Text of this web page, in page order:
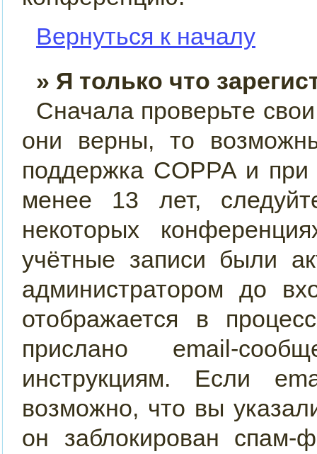
Вернуться к началу
» Я только что
Сначала проверьте
они верны, то
поддержка COPPA и
менее 13 лет,
некоторых
учётные записи были
администратором до
отображается в
прислано email-
инструкциям. Если
возможно, что вы
он заблокирован